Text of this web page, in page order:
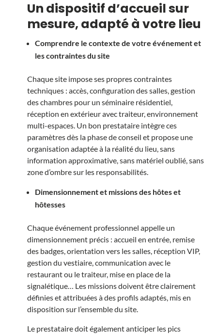
Un dispositif d’accueil sur
mesure, adapté à votre lieu
Comprendre le contexte de votre événement et
les contraintes du site
Chaque site impose ses propres contraintes
techniques : accès, configuration des salles, gestion
des chambres pour un séminaire résidentiel,
réception en extérieur avec traiteur, environnement
multi-espaces. Un bon prestataire intègre ces
paramètres dès la phase de conseil et propose une
organisation adaptée à la réalité du lieu, sans
information approximative, sans matériel oublié, sans
zone d’ombre sur les responsabilités.
Dimensionnement et missions des hôtes et
hôtesses
Chaque événement professionnel appelle un
dimensionnement précis : accueil en entrée, remise
des badges, orientation vers les salles, réception VIP,
gestion du vestiaire, communication avec le
restaurant ou le traiteur, mise en place de la
signalétique… Les missions doivent être clairement
définies et attribuées à des profils adaptés, mis en
disposition sur l’ensemble du site.
Le prestataire doit également anticiper les pics